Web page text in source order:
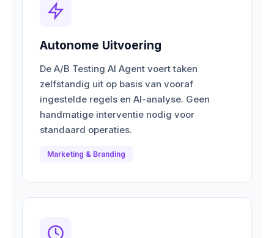
Autonome Uitvoering
De A/B Testing AI Agent voert taken
zelfstandig uit op basis van vooraf
ingestelde regels en AI-analyse. Geen
handmatige interventie nodig voor
standaard operaties.
Marketing & Branding